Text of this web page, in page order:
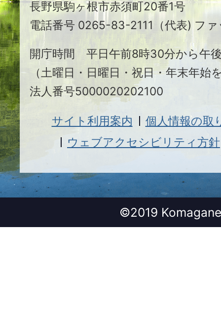
根
市
長野県駒ヶ根市赤須町20番1号
電話番号 0265-83-2111（代表) フ
開庁時間 平日午前8時30分から午
（土曜日・日曜日・祝日・年末年始
法人番号5000020202100
サイト利用案内
個人情報の取
ウェブアクセシビリティ方針
©2019